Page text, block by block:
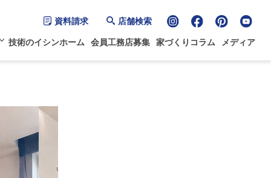
資料請求
店舗検索
技術のイシンホーム 会員工務店募集 家づくりコラム メディア